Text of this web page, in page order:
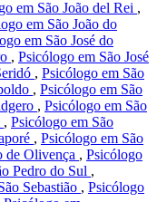
em São João del Rei ,
em São João do
em São José do
, Psicólogo em São José
, Psicólogo em São
, Psicólogo em São
, Psicólogo em São
, Psicólogo em São
, Psicólogo em São
de Olivença , Psicólogo
Pedro do Sul ,
Sebastião , Psicólogo